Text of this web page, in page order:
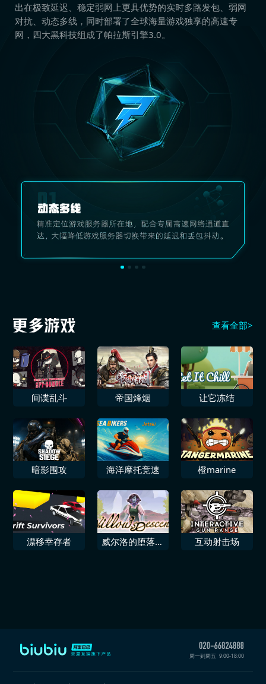
出在极致延迟、稳定弱网上更具优势的实时多路发包、弱网
对抗、动态多线，同时部署了全球海量游戏独享的高速专
网，四大黑科技组成了帕拉斯引擎3.0。
查看全部>
间谍乱斗 帝国烽烟 让它冻结
暗影围攻 海洋摩托竞速 橙marine
漂移幸存者
威尔洛的堕落进
互动射击场
周一到周五 9:00-18:00